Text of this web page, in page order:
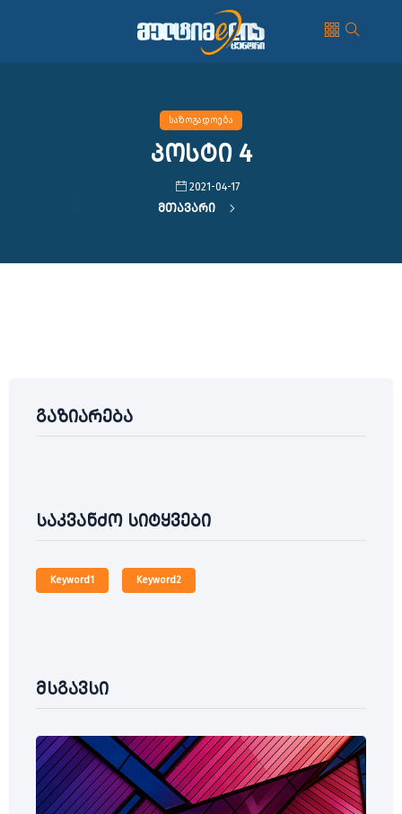
საზოგადოება
პოსტი 4
2021-04-17
Მთავარი
გაზიარება
საკვანძო სიტყვები
Keyword1 Keyword2
მსგავსი